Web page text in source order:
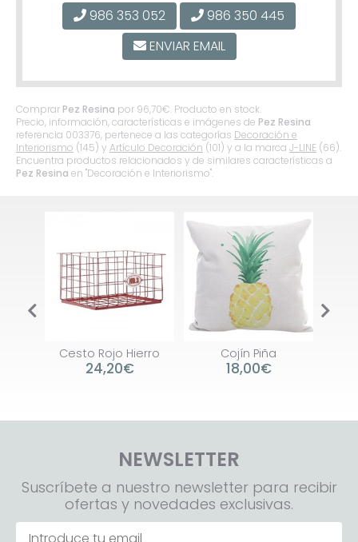
Comprar Pez Resina por 96,70€. Producto en stock.
Precio, información, características e imágenes de Pez Resina
referencia 003376, pertenece a las categorías Decoración e
Interiorismo (145) y Artículo Decoración (101) y a la marca J-LINE (66).
Encuentra productos relacionados y de similares características a
Pez Resina en "Decoración e Interiorismo".
986 353 052
986 350 445
ENVIAR EMAIL
Cesto Rojo Hierro
24,20€
Cojín Piña
18,00€
NEWSLETTER
Suscríbete a nuestro newsletter para recibir
ofertas y novedades exclusivas.